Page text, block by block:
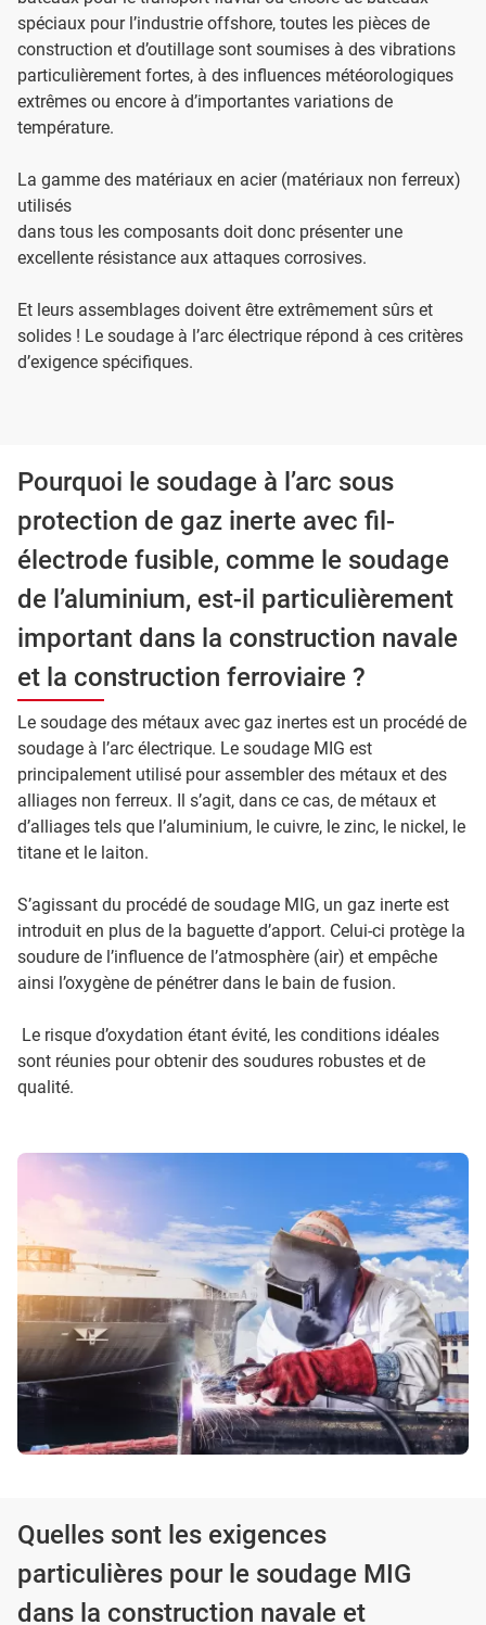
spéciaux pour l’industrie offshore, toutes les pièces de
construction et d’outillage sont soumises à des vibrations
particulièrement fortes, à des influences météorologiques
extrêmes ou encore à d’importantes variations de
température.
La gamme des matériaux en acier (matériaux non ferreux)
utilisés
dans tous les composants doit donc présenter une
excellente résistance aux attaques corrosives.
Et leurs assemblages doivent être extrêmement sûrs et
solides ! Le soudage à l’arc électrique répond à ces critères
d’exigence spécifiques.
Pourquoi le soudage à l’arc sous
protection de gaz inerte avec fil-
électrode fusible, comme le soudage
de l’aluminium, est-il particulièrement
important dans la construction navale
et la construction ferroviaire ?
Le soudage des métaux avec gaz inertes est un procédé de
soudage à l’arc électrique. Le soudage MIG est
principalement utilisé pour assembler des métaux et des
alliages non ferreux. Il s’agit, dans ce cas, de métaux et
d’alliages tels que l’aluminium, le cuivre, le zinc, le nickel, le
titane et le laiton.
S’agissant du procédé de soudage MIG, un gaz inerte est
introduit en plus de la baguette d’apport. Celui-ci protège la
soudure de l’influence de l’atmosphère (air) et empêche
ainsi l’oxygène de pénétrer dans le bain de fusion.
Le risque d’oxydation étant évité, les conditions idéales
sont réunies pour obtenir des soudures robustes et de
qualité.
Quelles sont les exigences
particulières pour le soudage MIG
dans la construction navale et